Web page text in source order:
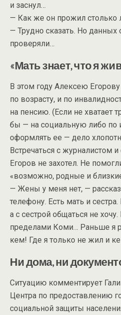
и заснул…
— Как же он прожил столько
— Трудно сказать. Но данных
проверяли…
«Мать знает, что я
В этом году Алексею
по возрасту, и по
на пенсию. (Если не хватает
бы — на социальную либо по
оформлять ее — дело
Встречаться с журналистом
Егоров не захотел. Не
«возможно, родные и
— Жены у меня нет, —
телефону. Есть мать и
а с сестрой общаться не
пределами Коми… Раньше я
кем! Где я только не жил и
Ни дома, ни
Ситуацию комментирует
Центра по предоставлению
социальной защиты